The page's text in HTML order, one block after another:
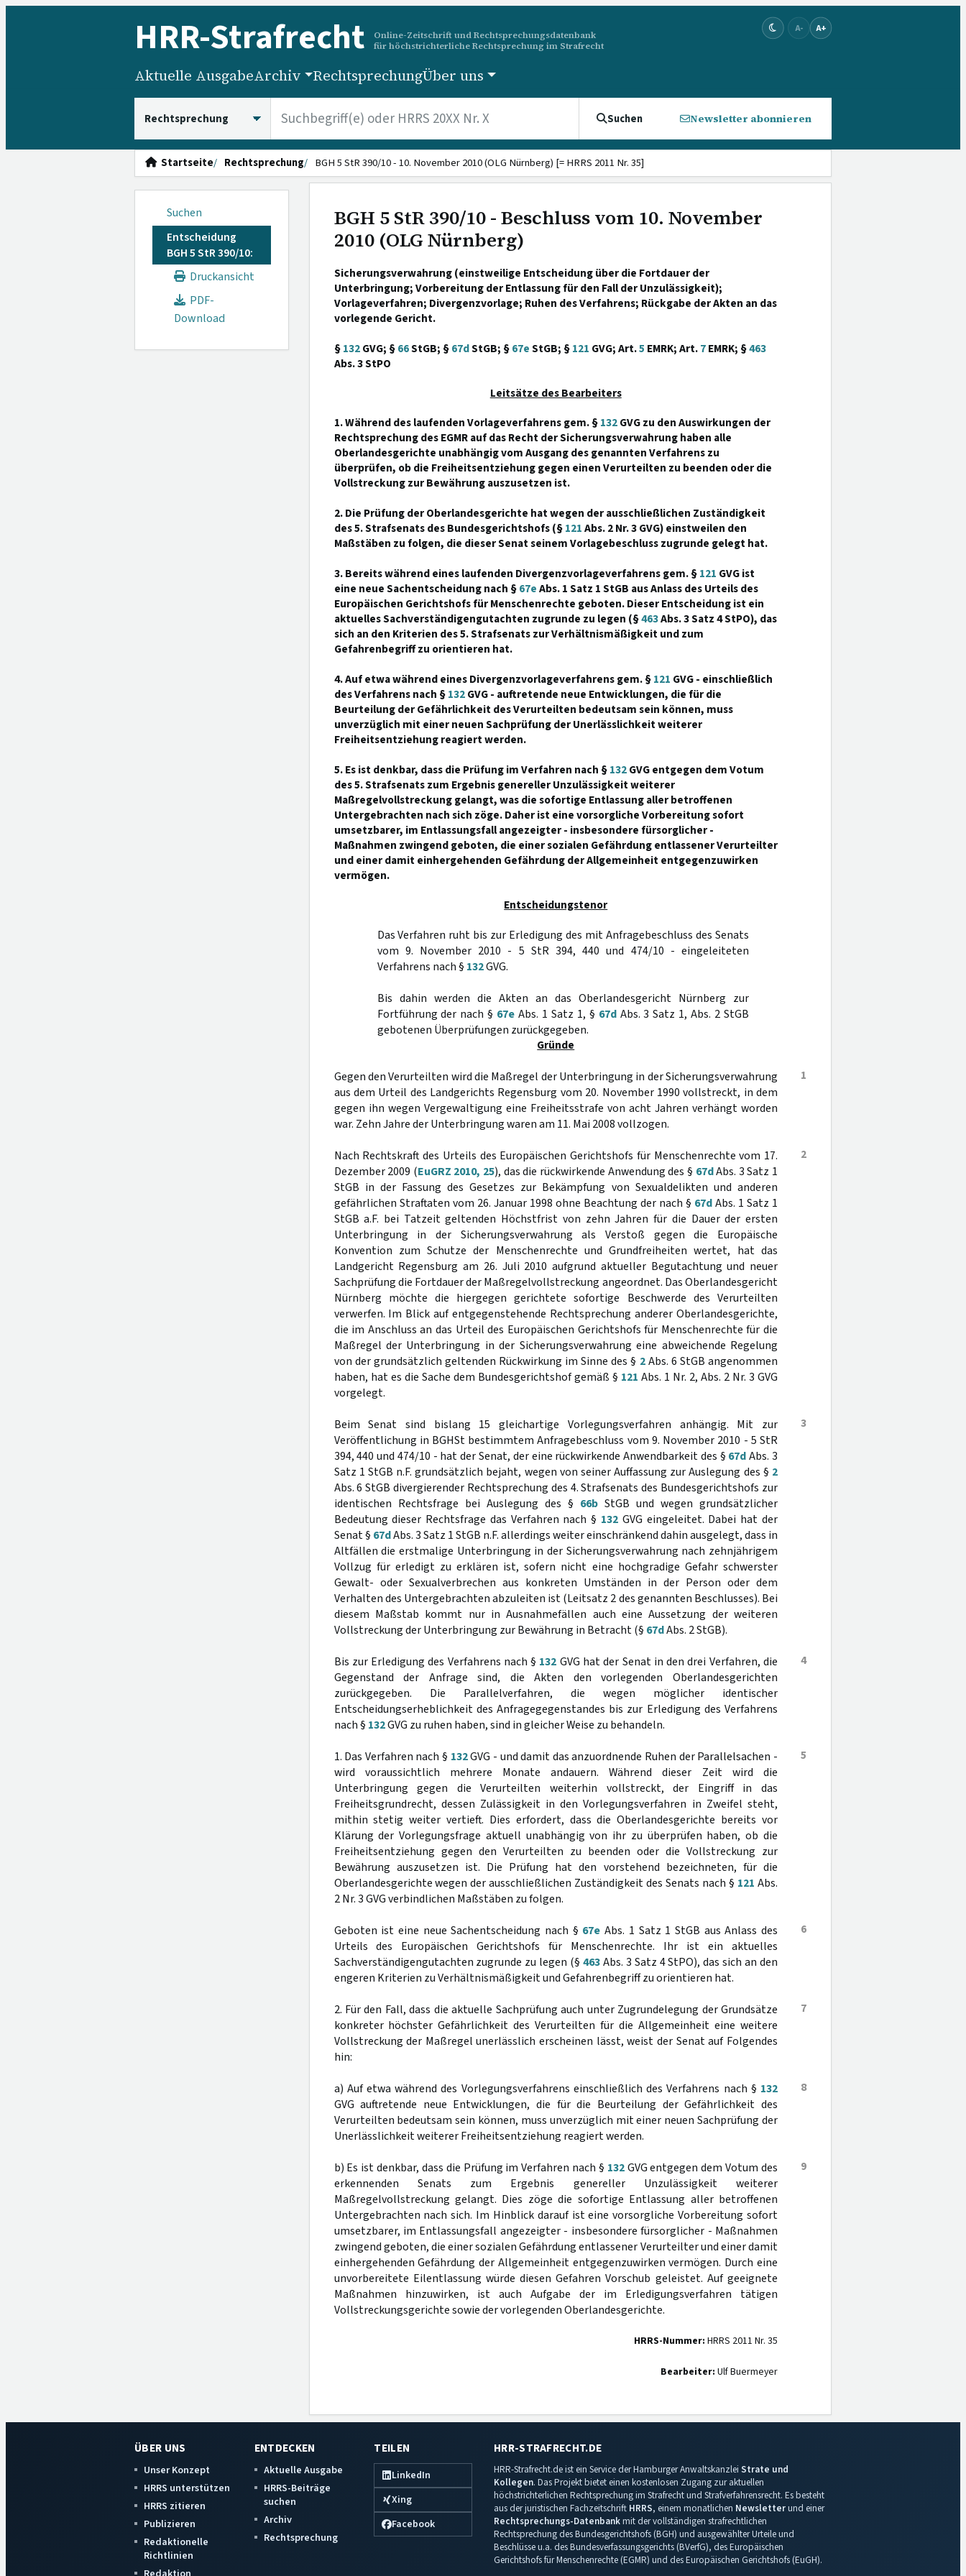
HRR-Strafrecht
Online-Zeitschrift und Rechtsprechungsdatenbank
für höchstrichterliche Rechtsprechung im Strafrecht
A- A+
Aktuelle AusgabeArchiv RechtsprechungÜber uns
Suchen Newsletter abonnieren
Startseite Rechtsprechung BGH 5 StR 390/10 - 10. November 2010 (OLG Nürnberg) [= HRRS 2011 Nr. 35]
Suchen
Entscheidung
BGH 5 StR 390/10:
Druckansicht
PDF-
Download
BGH 5 StR 390/10 - Beschluss vom 10. November
2010 (OLG Nürnberg)
Sicherungsverwahrung (einstweilige Entscheidung über die Fortdauer der
Unterbringung; Vorbereitung der Entlassung für den Fall der Unzulässigkeit);
Vorlageverfahren; Divergenzvorlage; Ruhen des Verfahrens; Rückgabe der Akten an das
vorlegende Gericht.
§132GVG; §66StGB; §67dStGB; §67eStGB; §121 GVG; Art.5 EMRK; Art.7EMRK; §463
Abs. 3 StPO
Leitsätze des Bearbeiters
1. Während des laufenden Vorlageverfahrens gem. §132GVG zu den Auswirkungen der
Rechtsprechung des EGMR auf das Recht der Sicherungsverwahrung haben alle
Oberlandesgerichte unabhängig vom Ausgang des genannten Verfahrens zu
überprüfen, ob die Freiheitsentziehung gegen einen Verurteilten zu beenden oder die
Vollstreckung zur Bewährung auszusetzen ist.
2. Die Prüfung der Oberlandesgerichte hat wegen der ausschließlichen Zuständigkeit
des 5. Strafsenats des Bundesgerichtshofs (§121Abs. 2 Nr. 3 GVG) einstweilen den
Maßstäben zu folgen, die dieser Senat seinem Vorlagebeschluss zugrunde gelegt hat.
3. Bereits während eines laufenden Divergenzvorlageverfahrens gem. §121 GVG ist
eine neue Sachentscheidung nach §67eAbs. 1 Satz 1 StGB aus Anlass des Urteils des
Europäischen Gerichtshofs für Menschenrechte geboten. Dieser Entscheidung ist ein
aktuelles Sachverständigengutachten zugrunde zu legen (§463Abs. 3 Satz 4 StPO), das
sich an den Kriterien des 5. Strafsenats zur Verhältnismäßigkeit und zum
Gefahrenbegriff zu orientieren hat.
4. Auf etwa während eines Divergenzvorlageverfahrens gem. §121 GVG - einschließlich
des Verfahrens nach §132GVG - auftretende neue Entwicklungen, die für die
Beurteilung der Gefährlichkeit des Verurteilten bedeutsam sein können, muss
unverzüglich mit einer neuen Sachprüfung der Unerlässlichkeit weiterer
Freiheitsentziehung reagiert werden.
5. Es ist denkbar, dass die Prüfung im Verfahren nach §132GVG entgegen dem Votum
des 5. Strafsenats zum Ergebnis genereller Unzulässigkeit weiterer
Maßregelvollstreckung gelangt, was die sofortige Entlassung aller betroffenen
Untergebrachten nach sich zöge. Daher ist eine vorsorgliche Vorbereitung sofort
umsetzbarer, im Entlassungsfall angezeigter - insbesondere fürsorglicher -
Maßnahmen zwingend geboten, die einer sozialen Gefährdung entlassener Verurteilter
und einer damit einhergehenden Gefährdung der Allgemeinheit entgegenzuwirken
vermögen.
Entscheidungstenor
Das Verfahren ruht bis zur Erledigung des mit Anfragebeschluss des Senats
vom 9. November 2010 - 5 StR 394, 440 und 474/10 - eingeleiteten
Verfahrens nach § 132GVG.
Bis dahin werden die Akten an das Oberlandesgericht Nürnberg zur
Fortführung der nach § 67e Abs. 1 Satz 1, § 67dAbs. 3 Satz 1, Abs. 2 StGB
gebotenen Überprüfungen zurückgegeben.
Gründe
1
Gegen den Verurteilten wird die Maßregel der Unterbringung in der Sicherungsverwahrung
aus dem Urteil des Landgerichts Regensburg vom 20. November 1990 vollstreckt, in dem
gegen ihn wegen Vergewaltigung eine Freiheitsstrafe von acht Jahren verhängt worden
war. Zehn Jahre der Unterbringung waren am 11. Mai 2008 vollzogen.
2
Nach Rechtskraft des Urteils des Europäischen Gerichtshofs für Menschenrechte vom 17.
Dezember 2009 (EuGRZ 2010, 25), das die rückwirkende Anwendung des § 67dAbs. 3 Satz 1
StGB in der Fassung des Gesetzes zur Bekämpfung von Sexualdelikten und anderen
gefährlichen Straftaten vom 26. Januar 1998 ohne Beachtung der nach § 67dAbs. 1 Satz 1
StGB a.F. bei Tatzeit geltenden Höchstfrist von zehn Jahren für die Dauer der ersten
Unterbringung in der Sicherungsverwahrung als Verstoß gegen die Europäische
Konvention zum Schutze der Menschenrechte und Grundfreiheiten wertet, hat das
Landgericht Regensburg am 26. Juli 2010 aufgrund aktueller Begutachtung und neuer
Sachprüfung die Fortdauer der Maßregelvollstreckung angeordnet. Das Oberlandesgericht
Nürnberg möchte die hiergegen gerichtete sofortige Beschwerde des Verurteilten
verwerfen. Im Blick auf entgegenstehende Rechtsprechung anderer Oberlandesgerichte,
die im Anschluss an das Urteil des Europäischen Gerichtshofs für Menschenrechte für die
Maßregel der Unterbringung in der Sicherungsverwahrung eine abweichende Regelung
von der grundsätzlich geltenden Rückwirkung im Sinne des § 2Abs. 6 StGB angenommen
haben, hat es die Sache dem Bundesgerichtshof gemäß § 121 Abs. 1 Nr. 2, Abs. 2 Nr. 3 GVG
vorgelegt.
3
Beim Senat sind bislang 15 gleichartige Vorlegungsverfahren anhängig. Mit zur
Veröffentlichung in BGHSt bestimmtem Anfragebeschluss vom 9. November 2010 - 5 StR
394, 440 und 474/10 - hat der Senat, der eine rückwirkende Anwendbarkeit des § 67dAbs. 3
Satz 1 StGB n.F. grundsätzlich bejaht, wegen von seiner Auffassung zur Auslegung des § 2
Abs. 6 StGB divergierender Rechtsprechung des 4. Strafsenats des Bundesgerichtshofs zur
identischen Rechtsfrage bei Auslegung des § 66bStGB und wegen grundsätzlicher
Bedeutung dieser Rechtsfrage das Verfahren nach § 132 GVG eingeleitet. Dabei hat der
Senat § 67dAbs. 3 Satz 1 StGB n.F. allerdings weiter einschränkend dahin ausgelegt, dass in
Altfällen die erstmalige Unterbringung in der Sicherungsverwahrung nach zehnjährigem
Vollzug für erledigt zu erklären ist, sofern nicht eine hochgradige Gefahr schwerster
Gewalt- oder Sexualverbrechen aus konkreten Umständen in der Person oder dem
Verhalten des Untergebrachten abzuleiten ist (Leitsatz 2 des genannten Beschlusses). Bei
diesem Maßstab kommt nur in Ausnahmefällen auch eine Aussetzung der weiteren
Vollstreckung der Unterbringung zur Bewährung in Betracht (§ 67dAbs. 2 StGB).
4
Bis zur Erledigung des Verfahrens nach § 132 GVG hat der Senat in den drei Verfahren, die
Gegenstand der Anfrage sind, die Akten den vorlegenden Oberlandesgerichten
zurückgegeben. Die Parallelverfahren, die wegen möglicher identischer
Entscheidungserheblichkeit des Anfragegegenstandes bis zur Erledigung des Verfahrens
nach § 132GVG zu ruhen haben, sind in gleicher Weise zu behandeln.
5
1. Das Verfahren nach § 132GVG - und damit das anzuordnende Ruhen der Parallelsachen -
wird voraussichtlich mehrere Monate andauern. Während dieser Zeit wird die
Unterbringung gegen die Verurteilten weiterhin vollstreckt, der Eingriff in das
Freiheitsgrundrecht, dessen Zulässigkeit in den Vorlegungsverfahren in Zweifel steht,
mithin stetig weiter vertieft. Dies erfordert, dass die Oberlandesgerichte bereits vor
Klärung der Vorlegungsfrage aktuell unabhängig von ihr zu überprüfen haben, ob die
Freiheitsentziehung gegen den Verurteilten zu beenden oder die Vollstreckung zur
Bewährung auszusetzen ist. Die Prüfung hat den vorstehend bezeichneten, für die
Oberlandesgerichte wegen der ausschließlichen Zuständigkeit des Senats nach § 121 Abs.
2 Nr. 3 GVG verbindlichen Maßstäben zu folgen.
6
Geboten ist eine neue Sachentscheidung nach § 67e Abs. 1 Satz 1 StGB aus Anlass des
Urteils des Europäischen Gerichtshofs für Menschenrechte. Ihr ist ein aktuelles
Sachverständigengutachten zugrunde zu legen (§ 463Abs. 3 Satz 4 StPO), das sich an den
engeren Kriterien zu Verhältnismäßigkeit und Gefahrenbegriff zu orientieren hat.
7
2. Für den Fall, dass die aktuelle Sachprüfung auch unter Zugrundelegung der Grundsätze
konkreter höchster Gefährlichkeit des Verurteilten für die Allgemeinheit eine weitere
Vollstreckung der Maßregel unerlässlich erscheinen lässt, weist der Senat auf Folgendes
hin:
8
a) Auf etwa während des Vorlegungsverfahrens einschließlich des Verfahrens nach § 132
GVG auftretende neue Entwicklungen, die für die Beurteilung der Gefährlichkeit des
Verurteilten bedeutsam sein können, muss unverzüglich mit einer neuen Sachprüfung der
Unerlässlichkeit weiterer Freiheitsentziehung reagiert werden.
9
b) Es ist denkbar, dass die Prüfung im Verfahren nach § 132GVG entgegen dem Votum des
erkennenden Senats zum Ergebnis genereller Unzulässigkeit weiterer
Maßregelvollstreckung gelangt. Dies zöge die sofortige Entlassung aller betroffenen
Untergebrachten nach sich. Im Hinblick darauf ist eine vorsorgliche Vorbereitung sofort
umsetzbarer, im Entlassungsfall angezeigter - insbesondere fürsorglicher - Maßnahmen
zwingend geboten, die einer sozialen Gefährdung entlassener Verurteilter und einer damit
einhergehenden Gefährdung der Allgemeinheit entgegenzuwirken vermögen. Durch eine
unvorbereitete Eilentlassung würde diesen Gefahren Vorschub geleistet. Auf geeignete
Maßnahmen hinzuwirken, ist auch Aufgabe der im Erledigungsverfahren tätigen
Vollstreckungsgerichte sowie der vorlegenden Oberlandesgerichte.
HRRS-Nummer: HRRS 2011 Nr. 35
Bearbeiter: Ulf Buermeyer
ÜBER UNS
Unser Konzept
HRRS unterstützen
HRRS zitieren
Publizieren
Redaktionelle
Richtlinien
ENTDECKEN
Aktuelle Ausgabe
HRRS-Beiträge
suchen
Archiv
Rechtsprechung
TEILEN
LinkedIn
Xing
Facebook
HRR-STRAFRECHT.DE
HRR-Strafrecht.de ist ein Service der Hamburger Anwaltskanzlei Strate und
Kollegen. Das Projekt bietet einen kostenlosen Zugang zur aktuellen
höchstrichterlichen Rechtsprechung im Strafrecht und Strafverfahrensrecht. Es besteht
aus der juristischen Fachzeitschrift HRRS, einem monatlichen Newsletterund einer
Rechtsprechungs-Datenbankmit der vollständigen strafrechtlichen
Rechtsprechung des Bundesgerichtshofs (BGH) und ausgewählter Urteile und
Beschlüsse u.a. des Bundesverfassungsgerichts (BVerfG), des Europäischen
Gerichtshofs für Menschenrechte (EGMR) und des Europäischen Gerichtshofs (EuGH).